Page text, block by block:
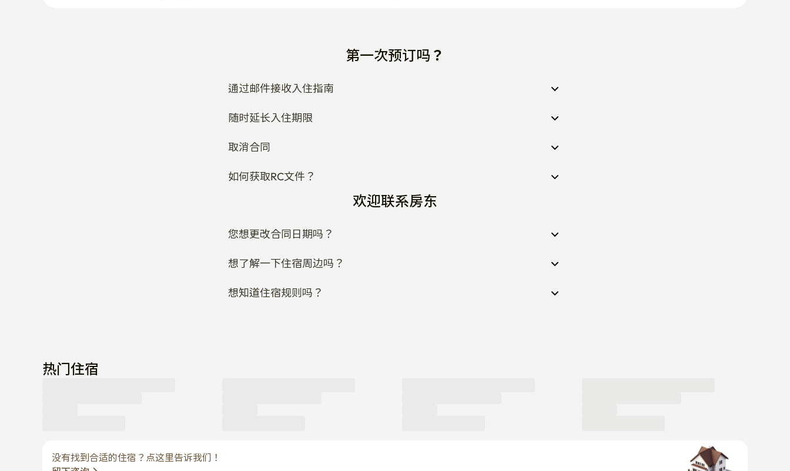
第一次预订吗？
通过邮件接收入住指南
随时延长入住期限
取消合同
如何获取RC文件？
欢迎联系房东
您想更改合同日期吗？
想了解一下住宿周边吗？
想知道住宿规则吗？
热门住宿
没有找到合适的住宿？点这里告诉我们！